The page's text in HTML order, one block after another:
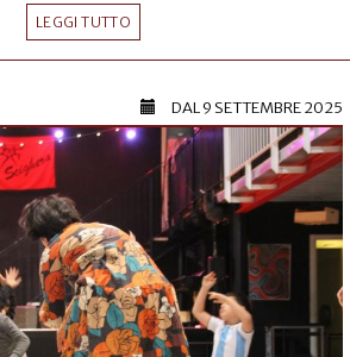
LEGGI TUTTO
DAL9 SETTEMBRE 2025